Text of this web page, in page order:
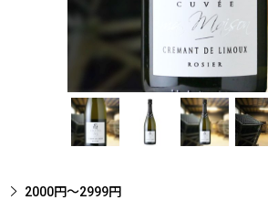
2000円〜2999円